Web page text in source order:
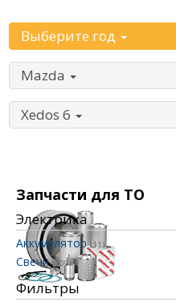
Выберите год
Mazda
Xedos 6
Запчасти для ТО
Электрика
Аккумулятор(11)
Свечи(109)
Фильтры